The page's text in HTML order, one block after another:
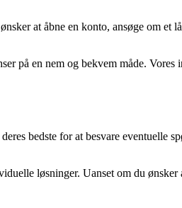
at åbne en konto, ansøge om
på en nem og bekvem måde.
bedste for at besvare eventuelle
løsninger. Uanset om du